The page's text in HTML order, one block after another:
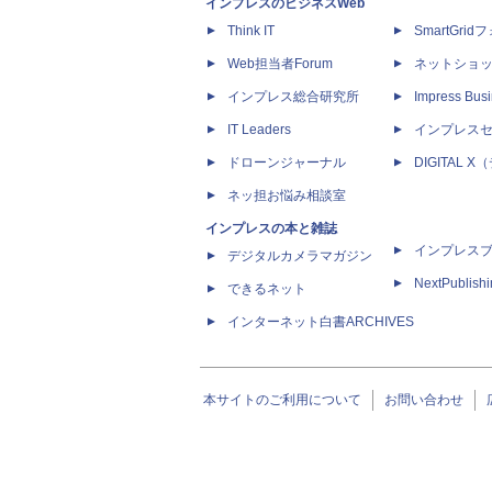
インプレスのビジネスWeb
Think IT
Web担当者Forum
インプレス総合研究所
IT Leaders
ドローンジャーナル
ネッ担お悩み相談室
インプレスの本と雑誌
デジタルカメラマガジン
できるネット
インターネット白書ARCHIVES
SmartGridフ
ネットショ
Impress
インプレス
DIGITAL X（
インプレス
本サイトのご利用について お問い合わせ